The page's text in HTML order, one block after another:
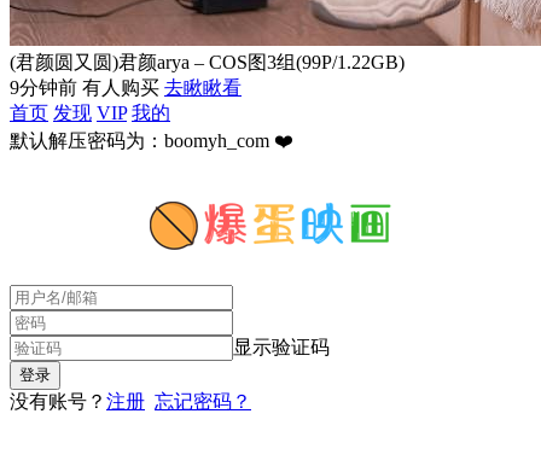
(君颜圆又圆)君颜arya – COS图3组(99P/1.22GB)
9分钟前 有人购买 去瞅瞅看
首页 发现 VIP 我的
默认解压密码为：boomyh_com ❤️
显示验证码
没有账号？ 注册 忘记密码？